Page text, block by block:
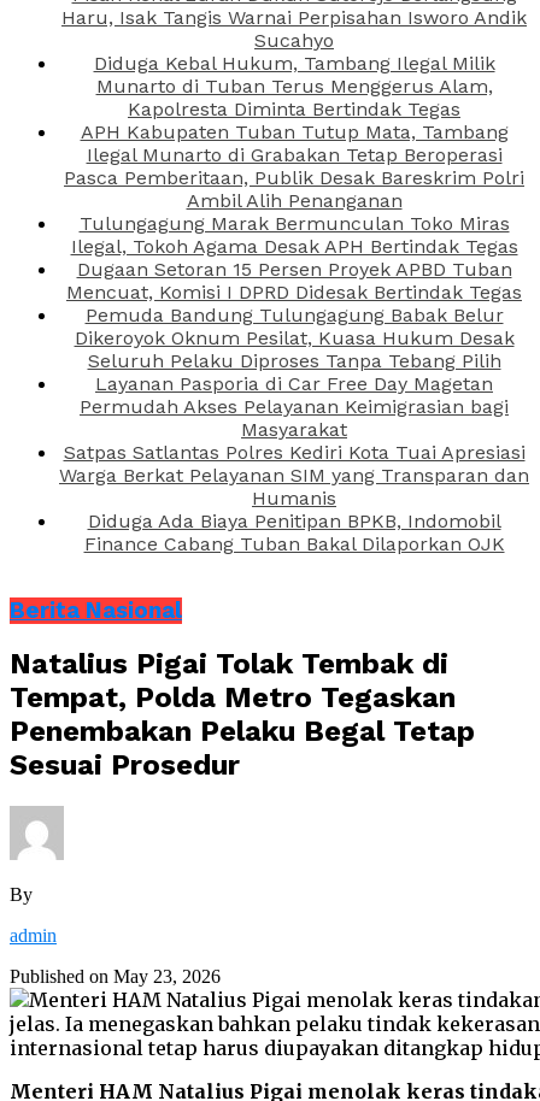
Haru, Isak Tangis Warnai Perpisahan Isworo Andik
Sucahyo
Diduga Kebal Hukum, Tambang Ilegal Milik
Munarto di Tuban Terus Menggerus Alam,
Kapolresta Diminta Bertindak Tegas
APH Kabupaten Tuban Tutup Mata, Tambang
Ilegal Munarto di Grabakan Tetap Beroperasi
Pasca Pemberitaan, Publik Desak Bareskrim Polri
Ambil Alih Penanganan
Tulungagung Marak Bermunculan Toko Miras
Ilegal, Tokoh Agama Desak APH Bertindak Tegas
Dugaan Setoran 15 Persen Proyek APBD Tuban
Mencuat, Komisi I DPRD Didesak Bertindak Tegas
Pemuda Bandung Tulungagung Babak Belur
Dikeroyok Oknum Pesilat, Kuasa Hukum Desak
Seluruh Pelaku Diproses Tanpa Tebang Pilih
Layanan Pasporia di Car Free Day Magetan
Permudah Akses Pelayanan Keimigrasian bagi
Masyarakat
Satpas Satlantas Polres Kediri Kota Tuai Apresiasi
Warga Berkat Pelayanan SIM yang Transparan dan
Humanis
Diduga Ada Biaya Penitipan BPKB, Indomobil
Finance Cabang Tuban Bakal Dilaporkan OJK
Berita Nasional
Natalius Pigai Tolak Tembak di
Tempat, Polda Metro Tegaskan
Penembakan Pelaku Begal Tetap
Sesuai Prosedur
By
admin
Published on May 23, 2026
Menteri HAM Natalius Pigai menolak keras